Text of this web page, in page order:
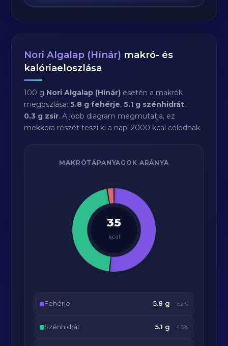
Nori Algalap (Hínár) makró- és
kalóriaeloszlása
100 g Nori Algalap (Hínár) esetén a makrók
megoszlása:5.8 g fehérje,5.1 g szénhidrát,
0.3 g zsír. A jobb diagram megmutatja, ez
mekkora részét teszi ki a napi 2000 kcal célodnak.
MAKRÓTÁPANYAGOK ARÁNYA
35
kcal
Fehérje 5.8 g 52%
Szénhidrát 5.1 g 46%